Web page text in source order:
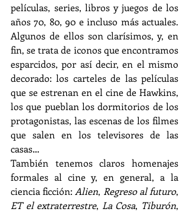
películas, series, libros y juegos de los
años 70, 80, 90 e incluso más actuales.
Algunos de ellos son clarísimos, y, en
fin, se trata de iconos que encontramos
esparcidos, por así decir, en el mismo
decorado: los carteles de las películas
que se estrenan en el cine de Hawkins,
los que pueblan los dormitorios de los
protagonistas, las escenas de los filmes
que salen en los televisores de las
casas…
También tenemos claros homenajes
formales al cine y, en general, a la
ciencia ficción: Alien, Regreso al futuro
ET el extraterrestre, La Cosa, Tiburón